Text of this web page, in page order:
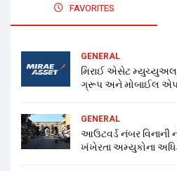
FAVORITES
GENERAL
મિરાઈ એસેટ
ગ્રૂપ અને મોબાઈલ એપ
GENERAL
આઉટવર્ડ નંબર વિનાની
ખંખેરતા અમ્યુકોના